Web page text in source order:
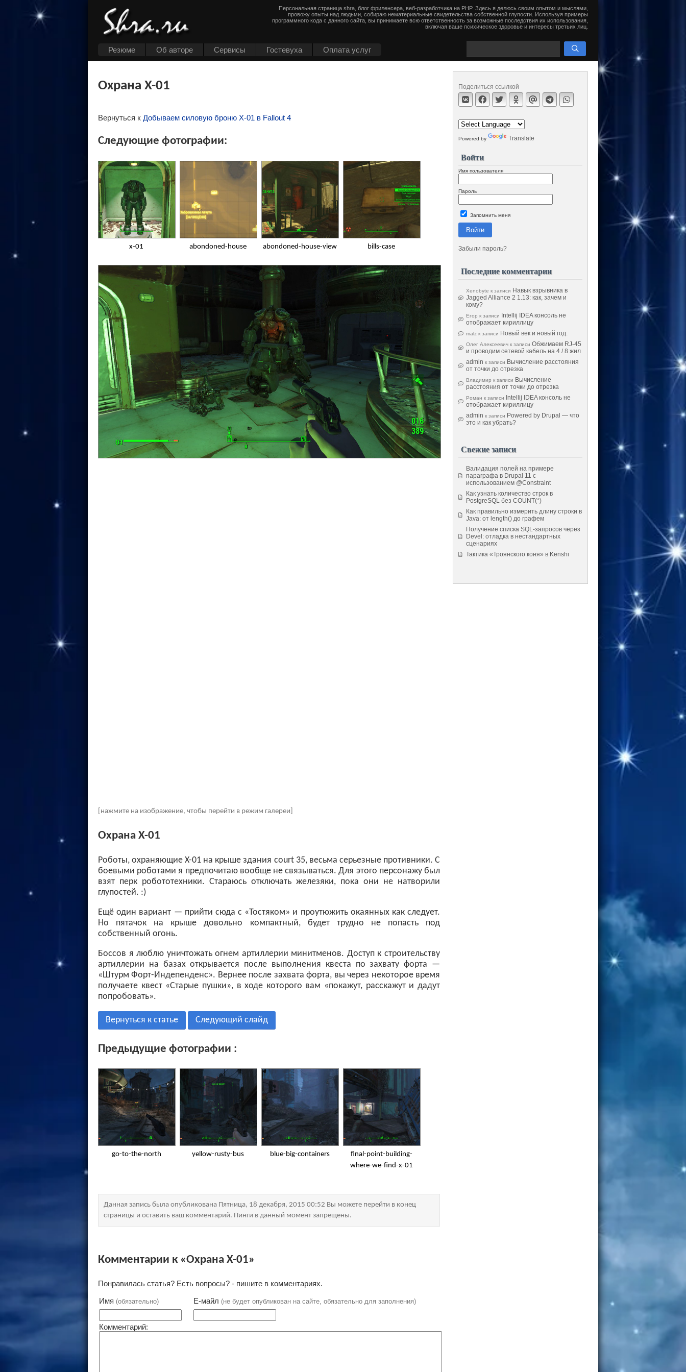
Резюме Об авторе Cервисы Гостевуха Оплата услуг
Персональная страница shra, блог фриленсера, веб-разработчика на PHP. Здесь я делюсь своим опытом и мыслями,
провожу опыты над людьми, собираю нематериальные свидетельства собственной глупости. Используя примеры
программного кода с данного сайта, вы принимаете всю ответственность за возможные последствия их использования,
включая ваше психическое здоровье и интересы третьих лиц.
Охрана X-01
Вернуться к Добываем силовую броню X-01 в Fallout 4
Следующие фотографии:
x-01 abondoned-house abondoned-house-view bills-case
[нажмите на изображение, чтобы перейти в режим галереи]
Охрана X-01
Роботы, охраняющие X-01 на крыше здания court 35, весьма серьезные противники. С
боевыми роботами я предпочитаю вообще не связываться. Для этого персонажу был
взят перк робототехники. Стараюсь отключать железяки, пока они не натворили
глупостей. :)
Ещё один вариант — прийти сюда с «Тостяком» и проутюжить окаянных как следует.
Но пятачок на крыше довольно компактный, будет трудно не попасть под
собственный огонь.
Боссов я люблю уничтожать огнем артиллерии минитменов. Доступ к строительству
артиллерии на базах открывается после выполнения квеста по захвату форта —
«Штурм Форт-Индепенденс». Вернее после захвата форта, вы через некоторое время
получаете квест «Старые пушки», в ходе которого вам «покажут, расскажут и дадут
попробовать».
Вернуться к статье Следующий слайд
Предыдущие фотографии :
go-to-the-north yellow-rusty-bus blue-big-containers
final-point-building-
where-we-find-x-01
Данная запись была опубликована Пятница, 18 декабря, 2015 00:52 Вы можете перейти в конец
страницы и оставить ваш комментарий. Пинги в данный момент запрещены.
Комментарии к «Охрана X-01»
Понравилась статья? Есть вопросы? - пишите в комментариях.
Имя (обязательно) Е-майл (не будет опубликован на сайте, обязательно для заполнения)
Комментарий:
Поделиться ссылкой
Powered by Translate
Войти
Имя пользователя
Пароль
Запомнить меня
Войти
Забыли пароль?
Последние комментарии
Xenobyte к записи Навык взрывника в
Jagged Alliance 2 1.13: как, зачем и
кому?
Егор к записи
Intellij IDEA консоль не
отображает кириллицу
malz к записи Новый век и новый год.
Олег Алексеевич к записи Обжимаем RJ-45
и проводим сетевой кабель на 4 / 8 жил
admin к записи Вычисление расстояния
от точки до отрезка
Владимир к записи Вычисление
расстояния от точки до отрезка
Роман к записи
Intellij IDEA консоль не
отображает кириллицу
admin к записи Powered by Drupal — что
это и как убрать?
Свежие записи
Валидация полей на примере
параграфа в Drupal 11 с
использованием @Constraint
Как узнать количество строк в
PostgreSQL без COUNT(*)
Как правильно измерить длину строки в
Java: от length() до графем
Получение списка SQL-запросов через
Devel: отладка в нестандартных
сценариях
Тактика «Троянского коня» в Kenshi